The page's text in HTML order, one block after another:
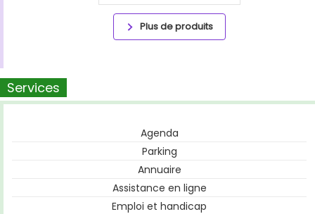
Plus de produits
Services
Agenda
Parking
Annuaire
Assistance en ligne
Emploi et handicap